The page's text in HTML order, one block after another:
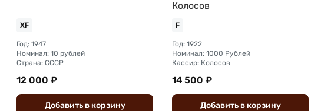
XF
Год: 1947
Номинал: 10 рублей
Страна: СССР
12 000 ₽
Добавить вкорзину
Колосов
F
Год: 1922
Номинал: 1000 Рублей
Кассир: Колосов
14 500 ₽
Добавить вкорзину